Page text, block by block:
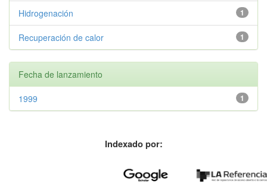
1
Hidrogenación
1
Recuperación de calor
Fecha de lanzamiento
1
1999
Indexado por: